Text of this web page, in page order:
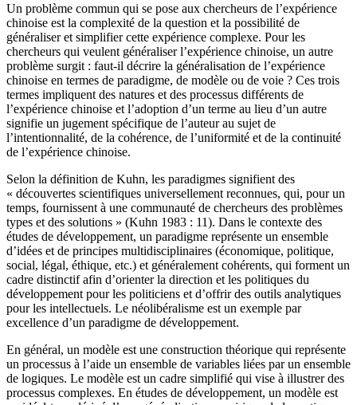
Un problème commun qui se pose aux chercheurs de l’expérience
chinoise est la complexité de la question et la possibilité de
généraliser et simplifier cette expérience complexe. Pour les
chercheurs qui veulent généraliser l’expérience chinoise, un autre
problème surgit : faut-il décrire la généralisation de l’expérience
chinoise en termes de paradigme, de modèle ou de voie ? Ces trois
termes impliquent des natures et des processus différents de
l’expérience chinoise et l’adoption d’un terme au lieu d’un autre
signifie un jugement spécifique de l’auteur au sujet de
l’intentionnalité, de la cohérence, de l’uniformité et de la continuité
de l’expérience chinoise.
Selon la définition de Kuhn, les paradigmes signifient des
« découvertes scientifiques universellement reconnues, qui, pour un
temps, fournissent à une communauté de chercheurs des problèmes
types et des solutions » (Kuhn 1983 : 11). Dans le contexte des
études de développement, un paradigme représente un ensemble
d’idées et de principes multidisciplinaires (économique, politique,
social, légal, éthique, etc.) et généralement cohérents, qui forment un
cadre distinctif afin d’orienter la direction et les politiques du
développement pour les politiciens et d’offrir des outils analytiques
pour les intellectuels. Le néolibéralisme est un exemple par
excellence d’un paradigme de développement.
En général, un modèle est une construction théorique qui représente
un processus à l’aide un ensemble de variables liées par un ensemble
de logiques. Le modèle est un cadre simplifié qui vise à illustrer des
processus complexes. En études de développement, un modèle est